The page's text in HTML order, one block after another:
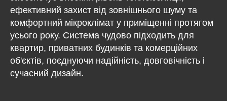
ефективний захист від зовнішнього шуму та
комфортний мікроклімат у приміщенні протягом
усього року. Система чудово підходить для
квартир, приватних будинків та комерційних
об'єктів, поєднуючи надійність, довговічність і
сучасний дизайн.